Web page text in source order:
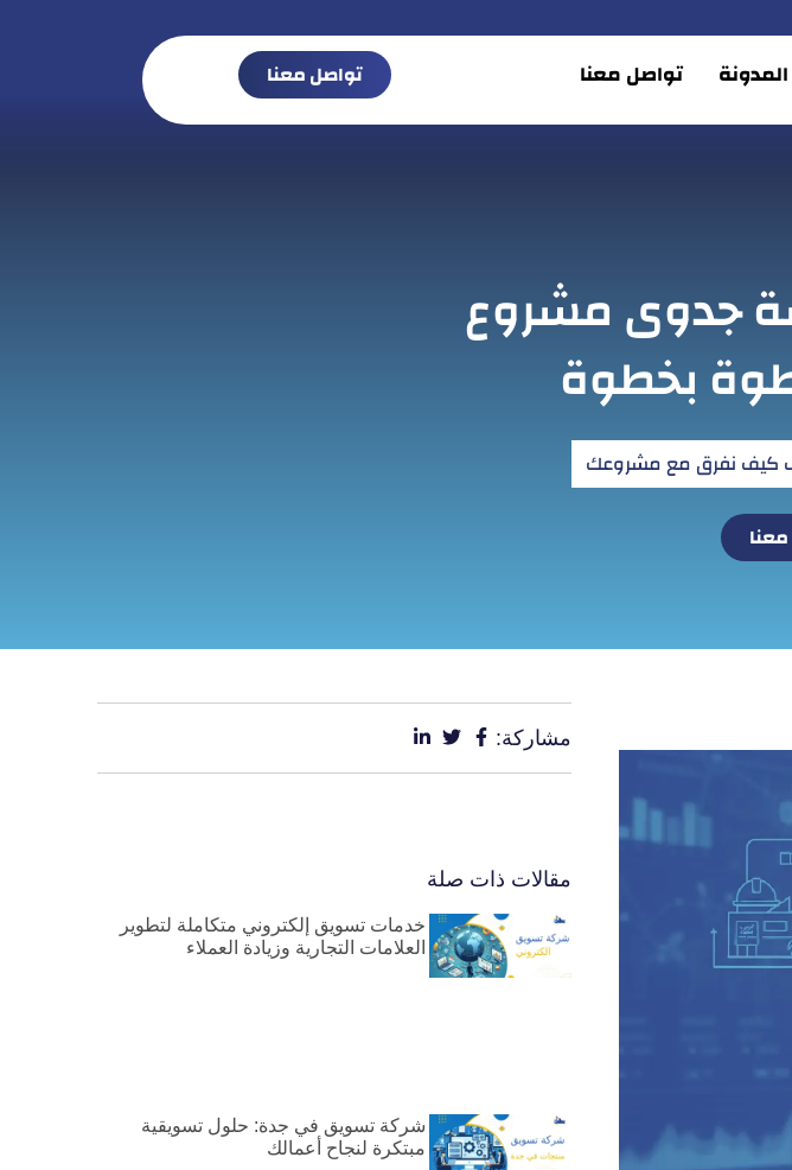
المدونة تواصل معنا تواصل معنا
جدوى مشروع
بخطوة
كيف نفرق مع مشروعك
مشاركة:
مقالات ذات صلة
خدمات تسويق إلكتروني متكاملة لتطوير
العلامات التجارية وزيادة العملاء
شركة تسويق في جدة: حلول تسويقية
مبتكرة لنجاح أعمالك